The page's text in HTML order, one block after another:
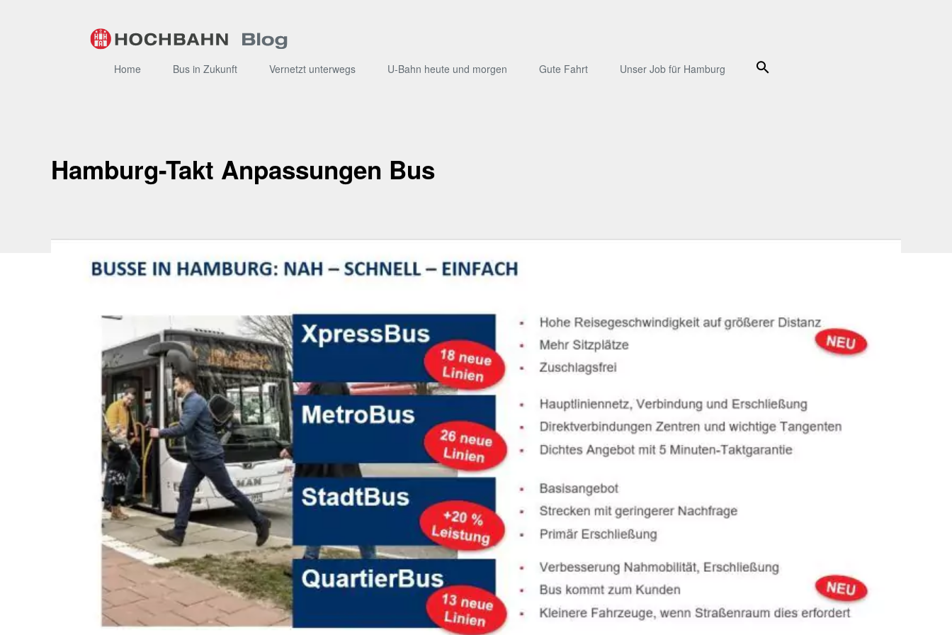
Home Bus in Zukunft Vernetzt unterwegs U-Bahn heute und morgen Gute Fahrt Unser Job für Hamburg Suche
Hamburg-Takt Anpassungen Bus